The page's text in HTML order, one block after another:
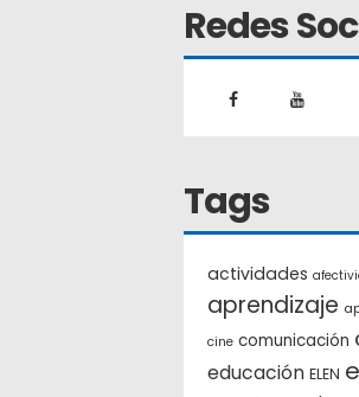
Redes
Tags
actividades
aprendizaje
cine comunicación
educación ELEN